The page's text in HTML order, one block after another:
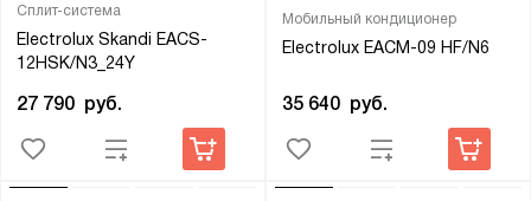
Сплит-система
Electrolux Skandi EACS-
12HSK/N3_24Y
27 790 руб.
Мобильный кондиционер
Electrolux EACM-09 HF/N6
35 640 руб.